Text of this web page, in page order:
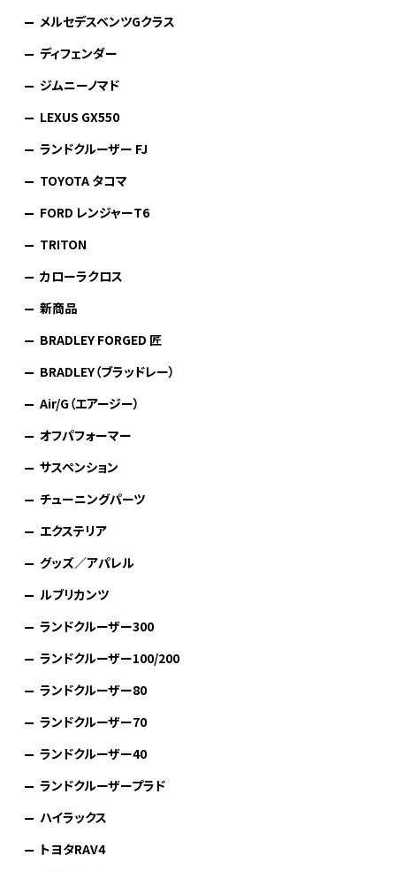
メルセデスベンツGクラス
ディフェンダー
ジムニーノマド
LEXUS GX550
ランドクルーザー FJ
TOYOTA タコマ
FORD レンジャーT6
TRITON
カローラクロス
新商品
BRADLEY FORGED 匠
BRADLEY（ブラッドレー）
Air/G（エアージー）
オフパフォーマー
サスペンション
チューニングパーツ
エクステリア
グッズ／アパレル
ルブリカンツ
ランドクルーザー300
ランドクルーザー100/200
ランドクルーザー80
ランドクルーザー70
ランドクルーザー40
ランドクルーザープラド
ハイラックス
トヨタRAV4